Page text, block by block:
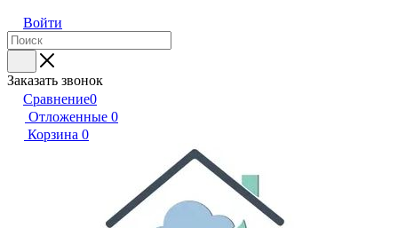
Войти
Заказать звонок
Сравнение0
Отложенные 0
Корзина 0